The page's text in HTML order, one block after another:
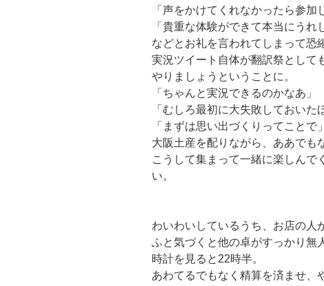
「声をかけてくれなかったら参加
「貴重な体験ができて本当にうれ
などとお礼を言われてしまって恐
実況ツイート自体が翻訳祭として
やりましょうということに。
「ちゃんと実況できるのかなあ」
「むしろ最初に大失敗しておいた
「まずは思い出づくりってことで」
大阪土産を配りながら、ああでも
こうして集まって一緒に楽しんで
い。
わいわいしているうち、お店の人
ふと気づくと他の卓がすっかり無
時計を見ると22時半。
あわてるでもなく精算を済ませ、